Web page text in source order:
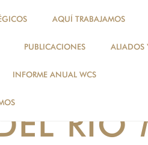
AQUÍ TRABAJAMOS
PUBLICACIONES ALIADOS
INFORME ANUAL WCS